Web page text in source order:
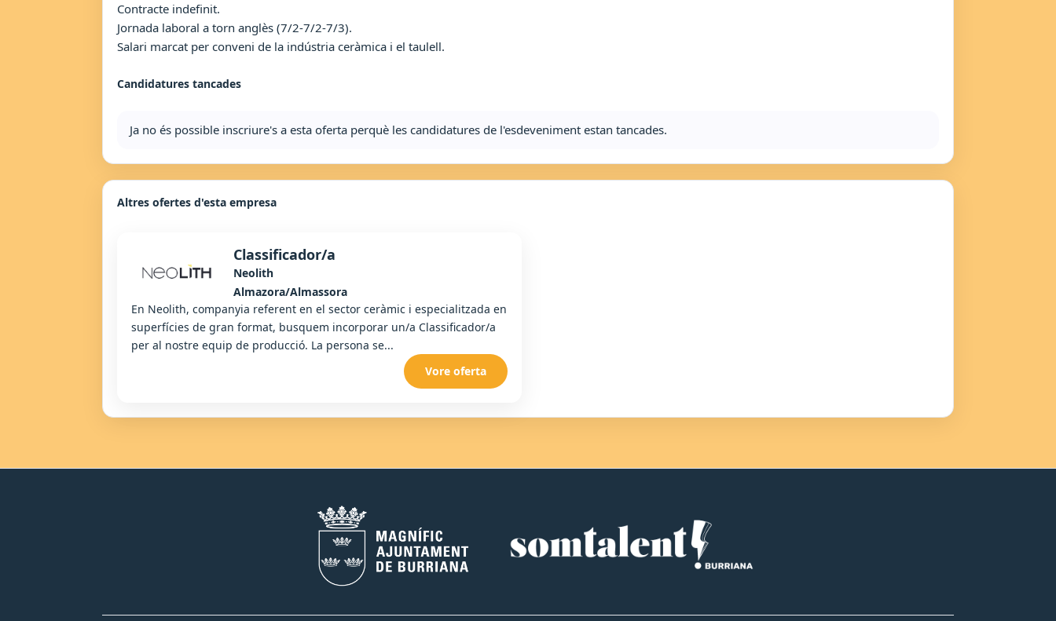
Contracte indefinit.
Jornada laboral a torn anglès (7/2-7/2-7/3).
Salari marcat per conveni de la indústria ceràmica i el taulell.
Candidatures tancades
Ja no és possible inscriure's a esta oferta perquè les candidatures de l'esdeveniment estan tancades.
Altres ofertes d'esta empresa
Classificador/a
Neolith
Almazora/Almassora
En Neolith, companyia referent en el sector ceràmic i especialitzada en
superfícies de gran format, busquem incorporar un/a Classificador/a
per al nostre equip de producció. La persona se...
Vore oferta